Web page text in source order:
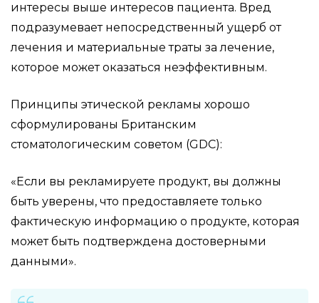
интересы выше интересов пациента. Вред
подразумевает непосредственный ущерб от
лечения и материальные траты за лечение,
которое может оказаться неэффективным.
Принципы этической рекламы хорошо
сформулированы Британским
стоматологическим советом (GDC):
«Если вы рекламируете продукт, вы должны
быть уверены, что предоставляете только
фактическую информацию о продукте, которая
может быть подтверждена достоверными
данными».